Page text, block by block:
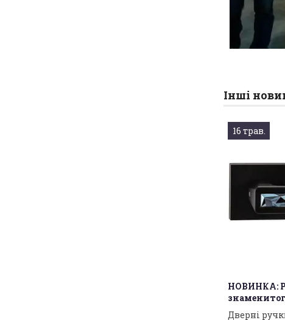
Інші
16 трав.
НОВИНКА:
Дверні